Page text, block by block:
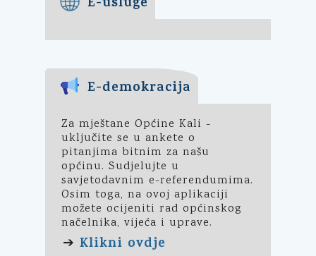
E-demokracija
Za mještane Općine Kali -
uključite se u ankete o
pitanjima bitnim za našu
općinu. Sudjelujte u
savjetodavnim e-referendumima.
Osim toga, na ovoj aplikaciji
možete ocijeniti rad općinskog
načelnika, vijeća i uprave.
➔ Klikni ovdje